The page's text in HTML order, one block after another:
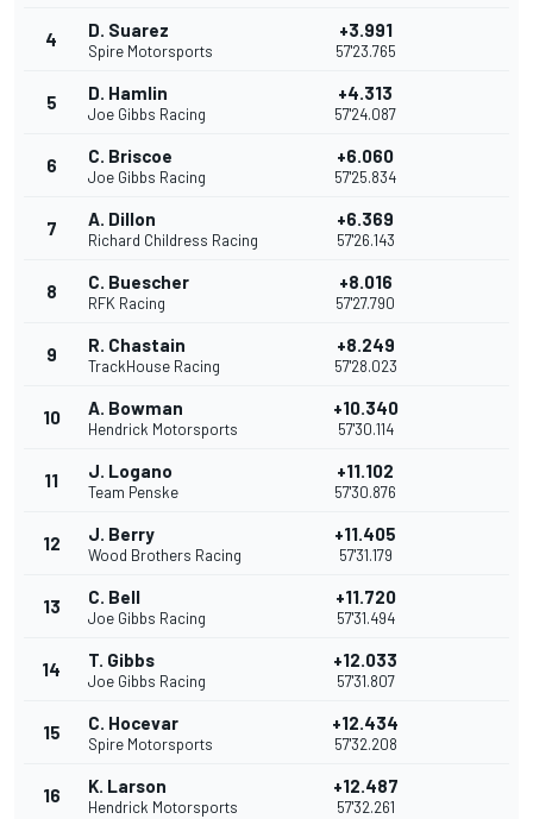
4 D. Suarez
Spire Motorsports
+3.991
57'23.765
5 D. Hamlin
Joe Gibbs Racing
+4.313
57'24.087
6 C. Briscoe
Joe Gibbs Racing
+6.060
57'25.834
7 A. Dillon
Richard Childress Racing
+6.369
57'26.143
8 C. Buescher
RFK Racing
+8.016
57'27.790
9 R. Chastain
TrackHouse Racing
+8.249
57'28.023
10 A. Bowman
Hendrick Motorsports
+10.340
57'30.114
11 J. Logano
Team Penske
+11.102
57'30.876
12 J. Berry
Wood Brothers Racing
+11.405
57'31.179
13 C. Bell
Joe Gibbs Racing
+11.720
57'31.494
14 T. Gibbs
Joe Gibbs Racing
+12.033
57'31.807
15 C. Hocevar
Spire Motorsports
+12.434
57'32.208
16 K. Larson
Hendrick Motorsports
+12.487
57'32.261